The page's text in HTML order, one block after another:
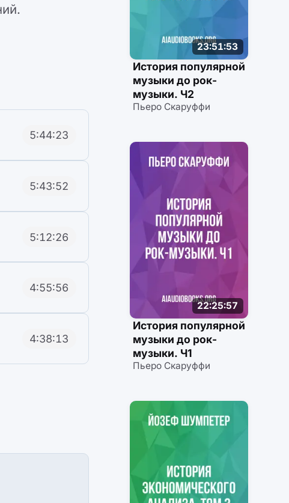
5:44:23
5:43:52
5:12:26
4:55:56
4:38:13
23:51:53
История популярной
музыки до рок-
музыки. Ч2
Пьеро Скаруффи
22:25:57
История популярной
музыки до рок-
музыки. Ч1
Пьеро Скаруффи